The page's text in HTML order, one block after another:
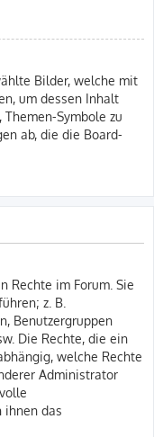
Bilder, welche mit
um dessen Inhalt
Symbole zu
ab, die die Board-
Rechte im Forum. Sie
z. B.
Benutzergruppen
Die Rechte, die ein
welche Rechte
Administrator
ihnen das